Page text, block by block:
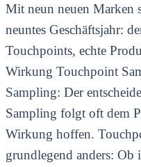
Mit neun neuen Marken
neuntes Geschäftsjahr:
Touchpoints, echte
Wirkung Touchpoint
Sampling: Der
Sampling folgt oft dem
Wirkung hoffen.
grundlegend anders: Ob